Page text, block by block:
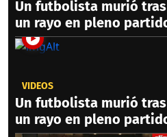
Un futbolista murió
un rayo en pleno
VIDEOS
Un futbolista murió
un rayo en pleno